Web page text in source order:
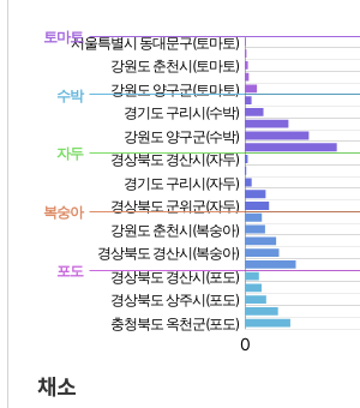
채소